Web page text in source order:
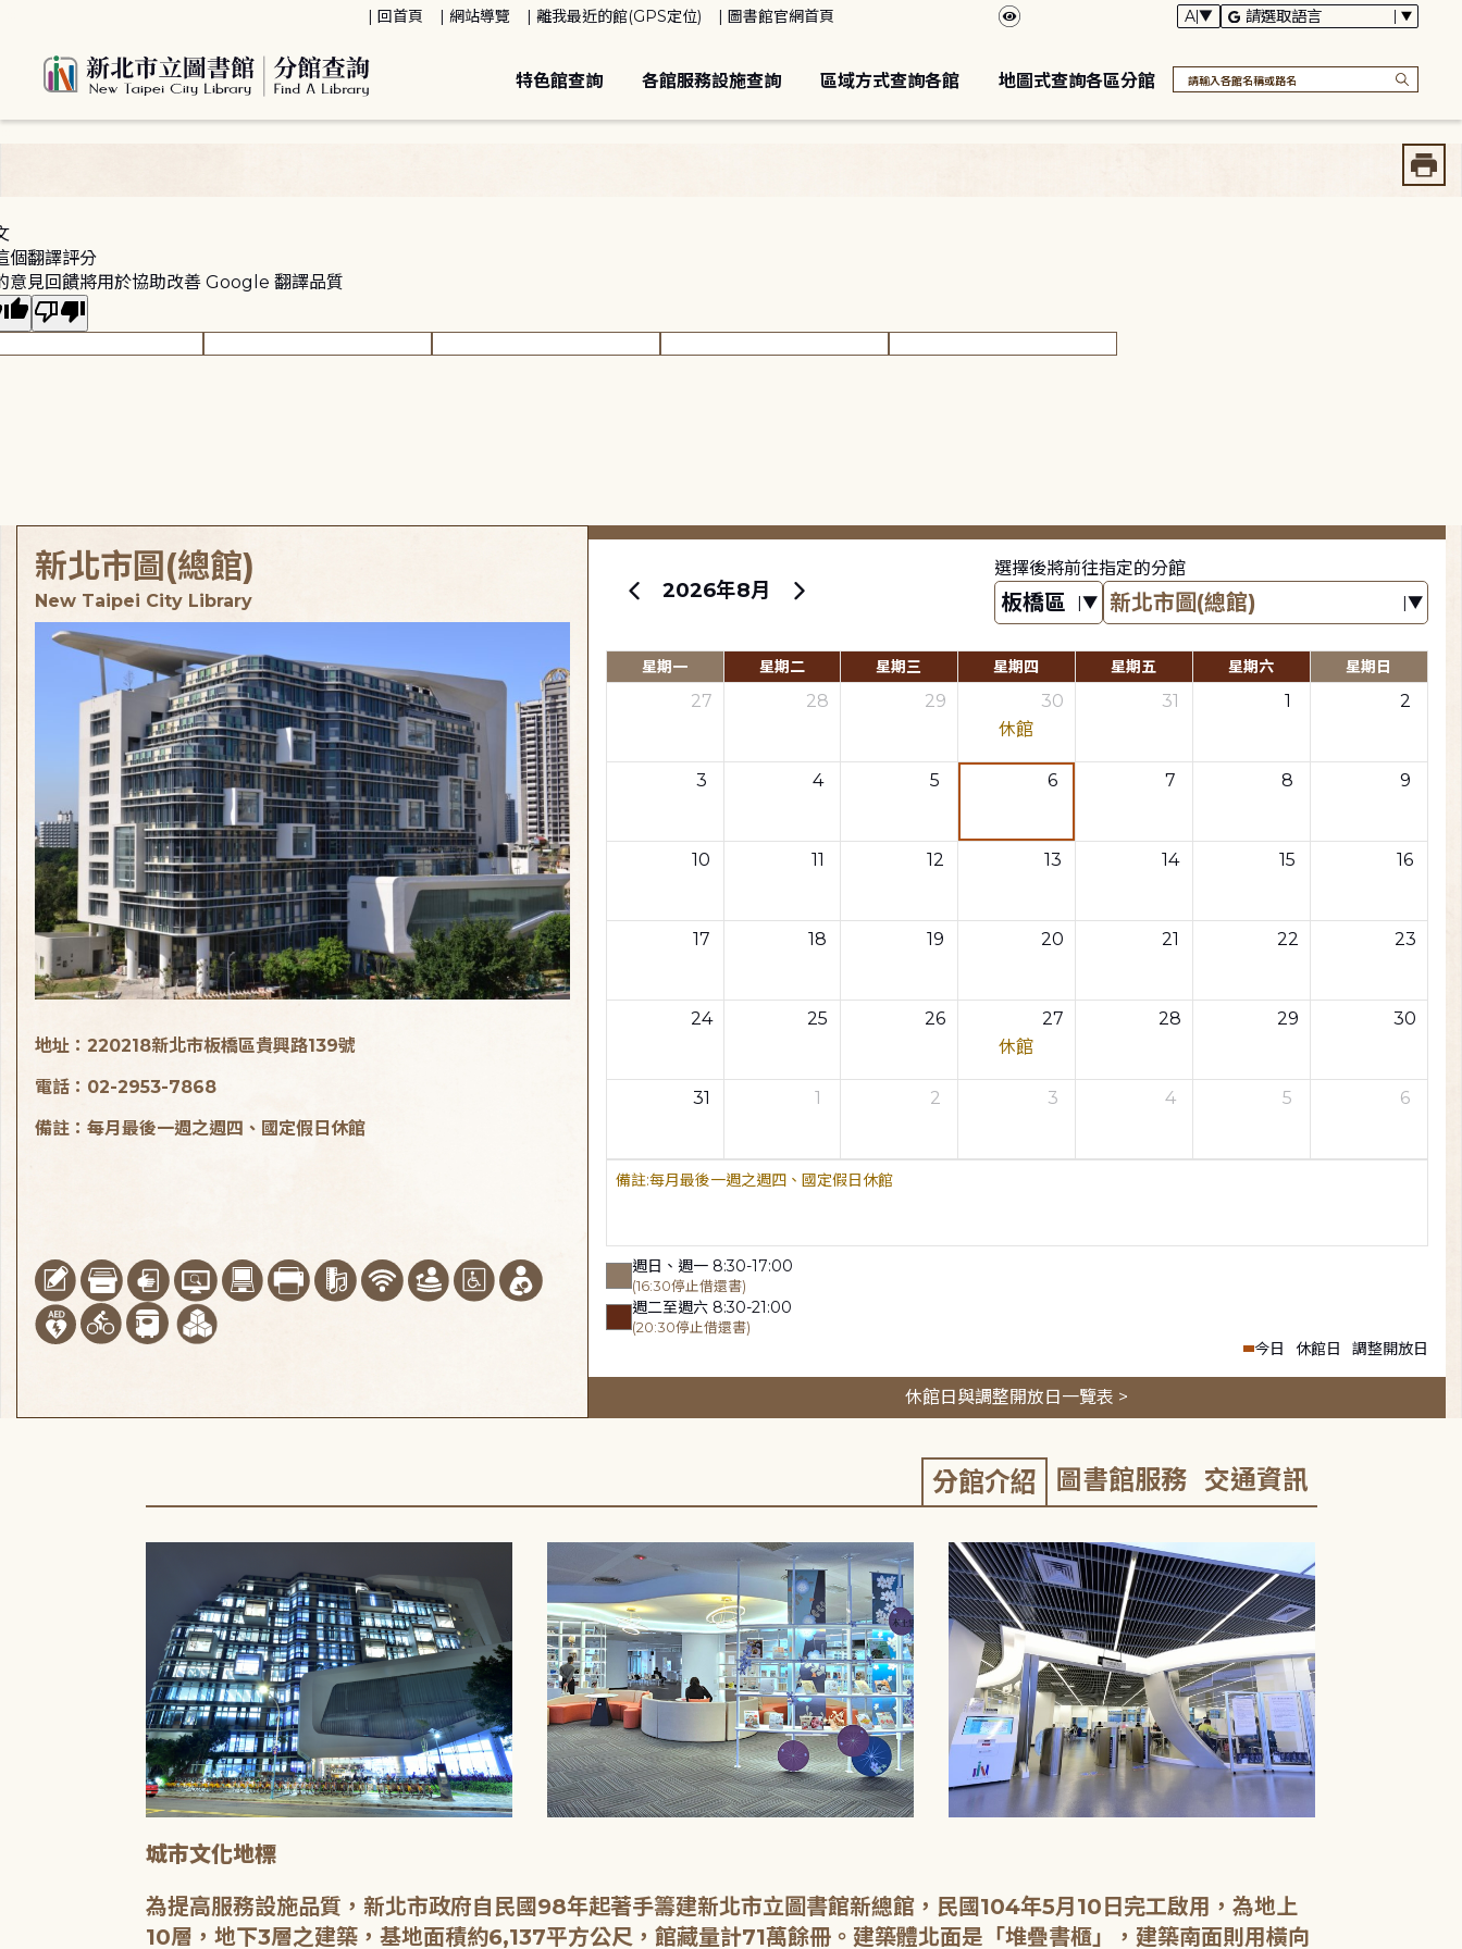
回首頁 網站導覽 離我最近的館(GPS定位) 圖書館官網首頁
特色館查詢 各館服務設施查詢 區域方式查詢各館 地圖式查詢各區分館
個翻譯評分
意見回饋將用於協助改善 Google 翻譯品質
2026年8月
選擇後將前往指定的分館
星期一 星期二 星期三 星期四 星期五 星期六 星期日
27 28 29
30
休館
31 1 2
3 4 5 6 7 8 9
10 11 12 13 14 15 16
17 18 19 20 21 22 23
24 25 26
27
休館
28 29 30
31 1 2 3 4 5 6
每月最後一週之週四、國定假日休館
週日、週一 8:30-17:00
(16:30停止借還書)
週二至週六 8:30-21:00
(20:30停止借還書)
今日 休館日 調整開放日
休館日與調整開放日一覽表 >
新北市圖(總館)
New Taipei City Library
地址：220218新北市板橋區貴興路139號
電話：02-2953-7868
備註：每月最後一週之週四、國定假日休館
分館介紹 圖書館服務 交通資訊
城市文化地標
為提高服務設施品質，新北市政府自民國98年起著手籌建新北市立圖書館新總館，民國104年5月10日完工啟用，為地上
10層，地下3層之建築，基地面積約6,137平方公尺，館藏量計71萬餘冊。建築體北面是「堆疊書櫃」，建築南面則用橫向